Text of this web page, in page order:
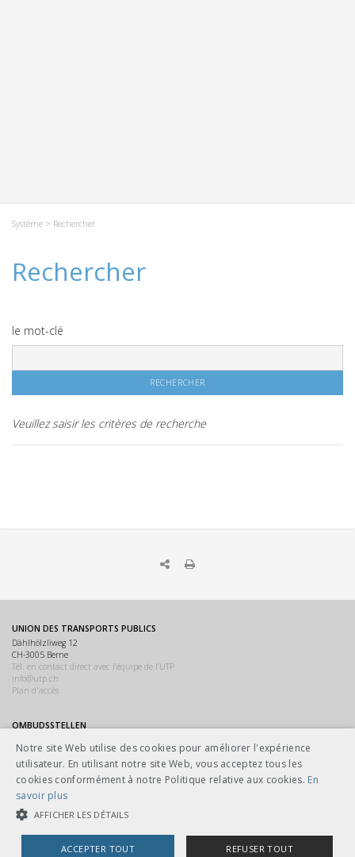
Système > Rechercher
Rechercher
le mot-clé
Veuillez saisir les critères de recherche
UNION DES TRANSPORTS PUBLICS
Dählhölzliweg 12
CH-3005 Berne
Tél. en contact direct avec l’équipe de l’UTP
info@utp.ch
Plan d'accès
OMBUDSSTELLEN
Ombudsstelle öffentlicher Verkehr
Dählhölzliweg 12
3005 Bern
Romandie
Service de médiation des transports publics
Dählhölzliweg 12
Notre site Web utilise des cookies pour améliorer l'expérience
utilisateur. En utilisant notre site Web, vous acceptez tous les
cookies conformément à notre Politique relative aux cookies. En
savoir plus
AFFICHER LES DÉTAILS
ACCEPTER TOUT REFUSER TOUT